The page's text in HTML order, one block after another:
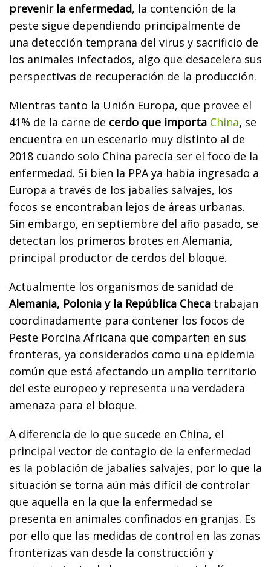
prevenir la enfermedad, la contención de la
peste sigue dependiendo principalmente de
una detección temprana del virus y sacrificio de
los animales infectados, algo que desacelera sus
perspectivas de recuperación de la producción.
Mientras tanto la Unión Europa, que provee el
41% de la carne de cerdo que importa China, se
encuentra en un escenario muy distinto al de
2018 cuando solo China parecía ser el foco de la
enfermedad. Si bien la PPA ya había ingresado a
Europa a través de los jabalíes salvajes, los
focos se encontraban lejos de áreas urbanas.
Sin embargo, en septiembre del año pasado, se
detectan los primeros brotes en Alemania,
principal productor de cerdos del bloque.
Actualmente los organismos de sanidad de
Alemania, Polonia y la República Checa trabajan
coordinadamente para contener los focos de
Peste Porcina Africana que comparten en sus
fronteras, ya considerados como una epidemia
común que está afectando un amplio territorio
del este europeo y representa una verdadera
amenaza para el bloque.
A diferencia de lo que sucede en China, el
principal vector de contagio de la enfermedad
es la población de jabalíes salvajes, por lo que la
situación se torna aún más difícil de controlar
que aquella en la que la enfermedad se
presenta en animales confinados en granjas. Es
por ello que las medidas de control en las zonas
fronterizas van desde la construcción y